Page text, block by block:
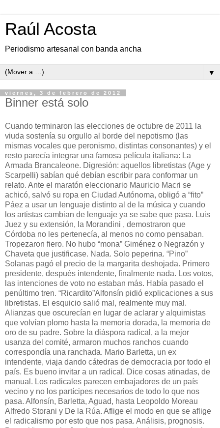
Raúl Acosta
Periodismo artesanal con banda ancha
▼
viernes, 3 de febrero de 2012
Binner está solo
Cuando terminaron las elecciones de octubre de 2011 la
viuda sostenía su orgullo al borde del nepotismo (las
mismas vocales que peronismo, distintas consonantes) y el
resto parecía integrar una famosa película italiana: La
Armada Brancaleone. Digresión: aquellos libretistas (Age y
Scarpelli) sabían qué debían escribir para conformar un
relato. Ante el maratón eleccionario Mauricio Macri se
achicó, salvó su ropa en Ciudad Autónoma, obligó a “fito”
Páez a usar un lenguaje distinto al de la música y cuando
los artistas cambian de lenguaje ya se sabe que pasa. Luis
Juez y su extensión, la Morandini , demostraron que
Córdoba no les pertenecía, al menos no como pensaban.
Tropezaron fiero. No hubo “mona” Giménez o Negrazón y
Chaveta que justificase. Nada. Solo peperina. “Pino”
Solanas pagó el precio de la margarita deshojada. Primero
presidente, después intendente, finalmente nada. Los votos,
las intenciones de voto no estaban más. Había pasado el
penúltimo tren. “Ricardito”Alfonsín pidió explicaciones a sus
libretistas. El esquicio salió mal, realmente muy mal.
Alianzas que oscurecían en lugar de aclarar y alquimistas
que volvían plomo hasta la memoria dorada, la memoria de
oro de su padre. Sobre la diáspora radical, a la mejor
usanza del comité, armaron muchos ranchos cuando
correspondía una ranchada. Mario Barletta, un ex
intendente, viaja dando cátedras de democracia por todo el
país. Es bueno invitar a un radical. Dice cosas atinadas, de
manual. Los radicales parecen embajadores de un país
vecino y no los partícipes necesarios de todo lo que nos
pasa. Alfonsín, Barletta, Aguad, hasta Leopoldo Moreau
Alfredo Storani y De la Rúa. Aflige el modo en que se aflige
el radicalismo por esto que nos pasa. Análisis, prognosis.